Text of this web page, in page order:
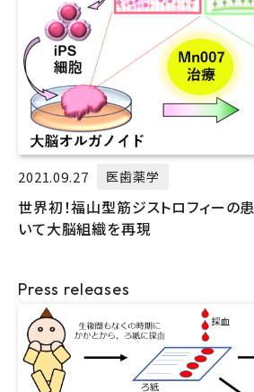
2021.09.27 医歯薬学
世界初！福山型筋ジストロフィーの
いて大脳組織を再現
Press releases